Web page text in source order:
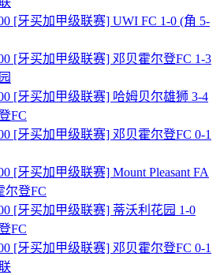
[牙买加甲级联赛] UWI FC 1-0 (角 5-
[牙买加甲级联赛] 邓贝霍尔登FC 1-3
[牙买加甲级联赛] 哈姆贝尔雄狮 3-4
FC
[牙买加甲级联赛] 邓贝霍尔登FC 0-1
[牙买加甲级联赛] Mount Pleasant FA
尔登FC
[牙买加甲级联赛] 蒂沃利花园 1-0
FC
[牙买加甲级联赛] 邓贝霍尔登FC 0-1